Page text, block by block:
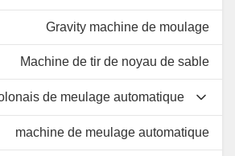
Gravity machine de moulage
Machine de tir de noyau de sable
de meulage automatique
machine de meulage automatique